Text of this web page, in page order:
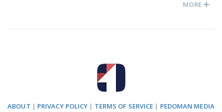
MORE
ABOUT | PRIVACY POLICY | TERMS OF SERVICE | PEDOMAN MEDIA